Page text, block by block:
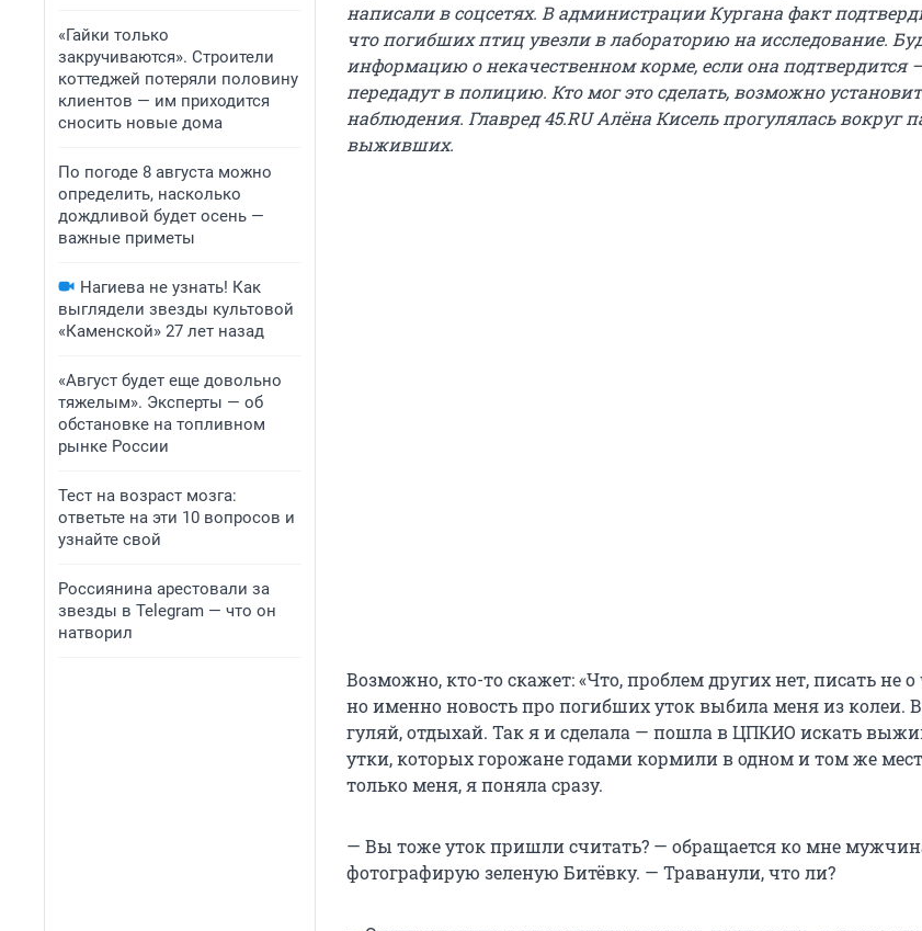
«Гайки только
закручиваются». Строители
коттеджей потеряли половину
клиентов — им приходится
сносить новые дома
По погоде 8 августа можно
определить, насколько
дождливой будет осень —
важные приметы
Нагиева не узнать! Как
выглядели звезды культовой
«Каменской» 27 лет назад
«Август будет еще довольно
тяжелым». Эксперты — об
обстановке на топливном
рынке России
Тест на возраст мозга:
ответьте на эти 10 вопросов и
узнайте свой
Россиянина арестовали за
звезды в Telegram — что он
натворил
написали в соцсетях. В администрации Кургана факт
что погибших птиц увезли в лабораторию на исследование.
информацию о некачественном корме, если она подтвердится
передадут в полицию. Кто мог это сделать, возможно
наблюдения. Главред 45.RU Алёна Кисель прогулялась вокруг
выживших.
Возможно, кто-то скажет: «Что, проблем других нет, писать не о
но именно новость про погибших уток выбила меня из колеи.
гуляй, отдыхай. Так я и сделала — пошла в ЦПКИО искать
утки, которых горожане годами кормили в одном и том же
только меня, я поняла сразу.
— Вы тоже уток пришли считать? — обращается ко мне
фотографирую зеленую Битёвку. — Траванули, что ли?